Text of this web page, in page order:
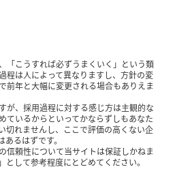
「こうすれば必ずうまくいく」という類
程は人によって異なりますし、方針の変
前年と大幅に変更される場合もありえま
が、採用過程に対する感じ方は主観的な
ているからといってかならずしもあなた
切れませんし、ここで評価の高くない企
るはずです。
信頼性について当サイトは保証しかねま
して参考程度にとどめてください。